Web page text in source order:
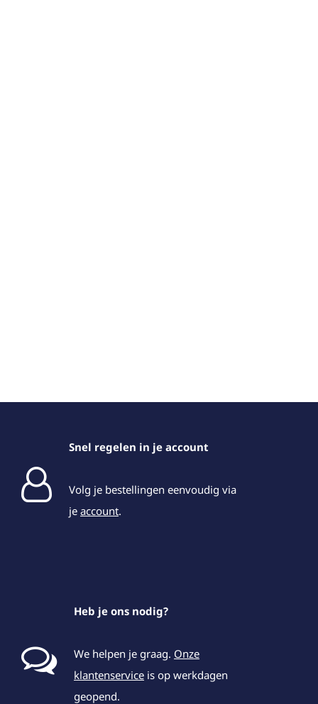
Snel regelen in je account
Volg je bestellingen eenvoudig via
je account.
Heb je ons nodig?
We helpen je graag. Onze
klantenservice is op werkdagen
geopend.